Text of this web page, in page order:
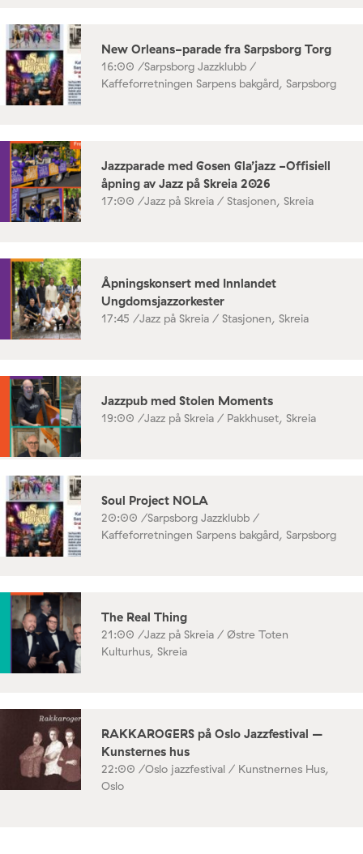
New Orleans-parade fra Sarpsborg Torg
16:00 /Sarpsborg Jazzklubb /
Kaffeforretningen Sarpens bakgård, Sarpsborg
Jazzparade med Gosen Gla’jazz -Offisiell
åpning av Jazz på Skreia 2026
17:00 /Jazz på Skreia / Stasjonen, Skreia
Åpningskonsert med Innlandet
Ungdomsjazzorkester
17:45 /Jazz på Skreia / Stasjonen, Skreia
Jazzpub med Stolen Moments
19:00 /Jazz på Skreia / Pakkhuset, Skreia
Soul Project NOLA
20:00 /Sarpsborg Jazzklubb /
Kaffeforretningen Sarpens bakgård, Sarpsborg
The Real Thing
21:00 /Jazz på Skreia / Østre Toten
Kulturhus, Skreia
RAKKAROGERS på Oslo Jazzfestival –
Kunsternes hus
22:00 /Oslo jazzfestival / Kunstnernes Hus,
Oslo